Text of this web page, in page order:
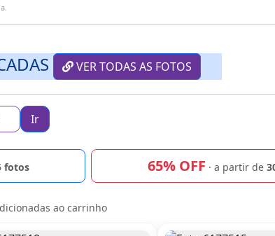
VER TODAS AS FOTOS
Ir
fotos 65% OFF · a partir de
ao carrinho